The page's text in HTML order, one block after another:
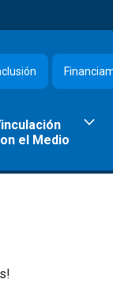
el Medio